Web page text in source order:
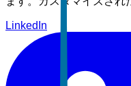
LinkedIn